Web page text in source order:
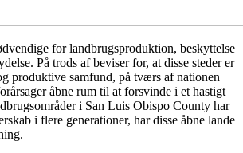
for landbrugsproduktion, beskyttelse
På trods af beviser for, at disse steder er
produktive samfund, på tværs af nationen
åbne rum til at forsvinde i et hastigt
i San Luis Obispo County har
i flere generationer, har disse åbne lande